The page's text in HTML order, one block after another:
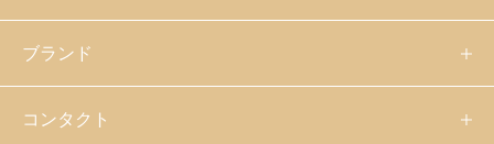
ブランド
コンタクト